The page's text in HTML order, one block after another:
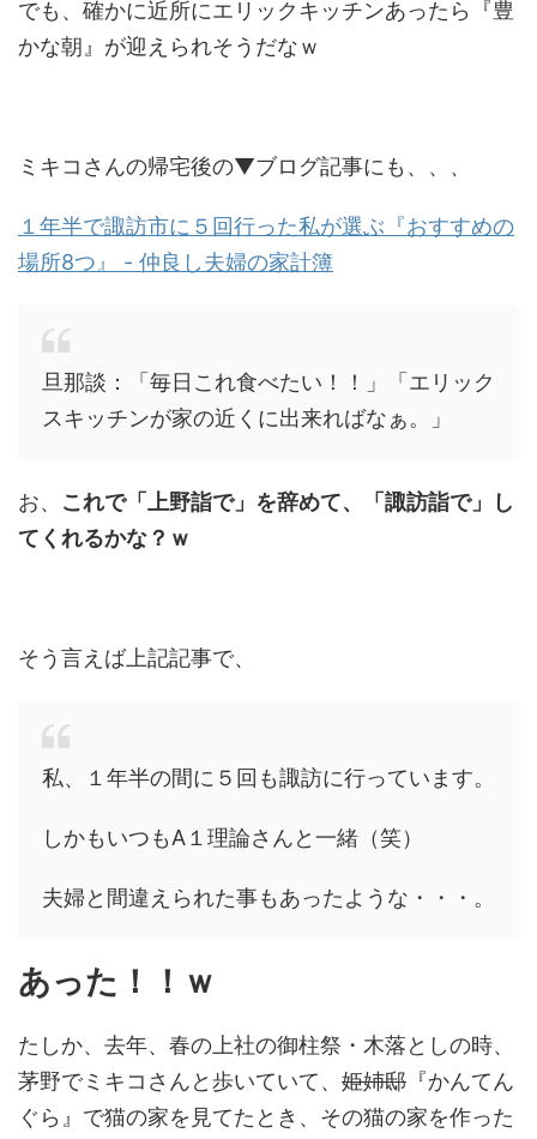
でも、確かに近所にエリックキッチンあったら『豊
かな朝』が迎えられそうだなｗ
ミキコさんの帰宅後の▼ブログ記事にも、、、
１年半で諏訪市に５回行った私が選ぶ『おすすめの
場所8つ』 - 仲良し夫婦の家計簿
旦那談：「毎日これ食べたい！！」「エリック
スキッチンが家の近くに出来ればなぁ。」
お、 これで「上野詣で」を辞めて、「諏訪詣で」し
てくれるかな？ｗ
そう言えば上記記事で、
私、１年半の間に５回も諏訪に行っています。
しかもいつもA１理論さんと一緒（笑）
夫婦と間違えられた事もあったような・・・。
あった！！ｗ
たしか、去年、春の上社の御柱祭・木落としの時、
茅野でミキコさんと歩いていて、 姫姉邸 『かんてん
ぐら』で猫の家を見てたとき、その猫の家を作った